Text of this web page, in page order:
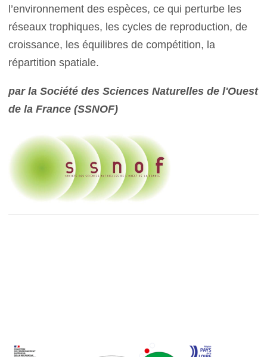
l’environnement des espèces, ce qui perturbe les
réseaux trophiques, les cycles de reproduction, de
croissance, les équilibres de compétition, la
répartition spatiale.
par la Société des Sciences Naturelles de l'Ouest
de la France (SSNOF)